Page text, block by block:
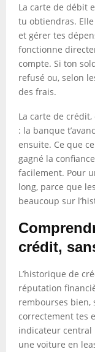
La carte de débit
tu obtiendras.
et gérer tes
fonctionne
compte. Si ton
refusé ou, selon
des frais.
La carte de
: la banque
ensuite. Ce que
gagné la
facilement. Pour
long, parce que
beaucoup sur
crédit,
L’historique de
réputation
rembourses bien,
correctement tes
indicateur
une voiture en